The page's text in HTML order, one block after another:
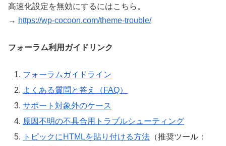
高速化設定を無効にするにはこちら。
→ https://wp-cocoon.com/theme-trouble/
フォーラム利用ガイドリンク
フォーラムガイドライン
よくある質問と答え（FAQ）
サポート対象外のケース
原因不明の不具合用トラブルシューティング
トピックにHTMLを貼り付ける方法 （推奨ツール：